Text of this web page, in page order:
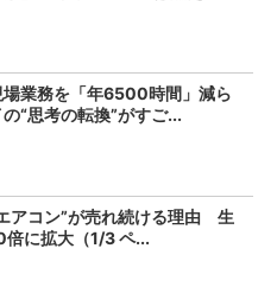
場業務を「年6500時間」減ら
“思考の転換”がすご...
アコン”が売れ続ける理由 生
倍に拡大（1/3 ペ...